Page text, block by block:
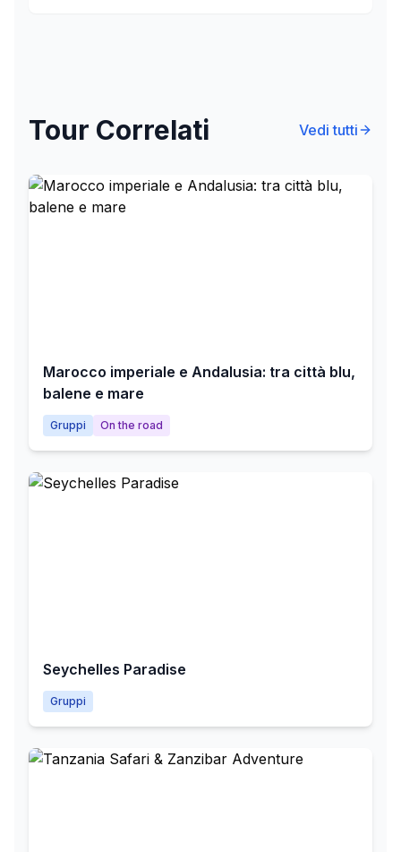
Tour Correlati Vedi tutti
Marocco imperiale e Andalusia: tra città blu,
balene e mare
Gruppi On the road
Seychelles Paradise
Gruppi